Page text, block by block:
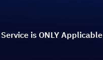
is ONLY